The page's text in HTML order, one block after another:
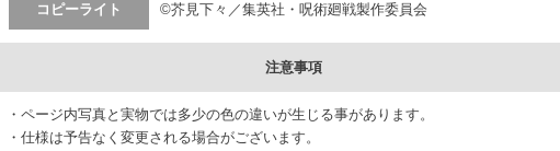
コピーライト ©芥見下々／集英社・呪術廻戦製作委員会
注意事項
・ページ内写真と実物では多少の色の違いが生じる事があります。
・仕様は予告なく変更される場合がございます。